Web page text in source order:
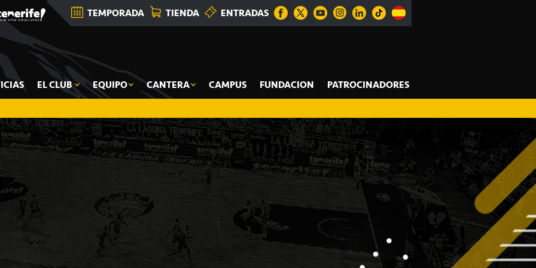
TEMPORADA TIENDA ENTRADAS
EL CLUB EQUIPO CANTERA CAMPUS FUNDACION PATROCINADORES